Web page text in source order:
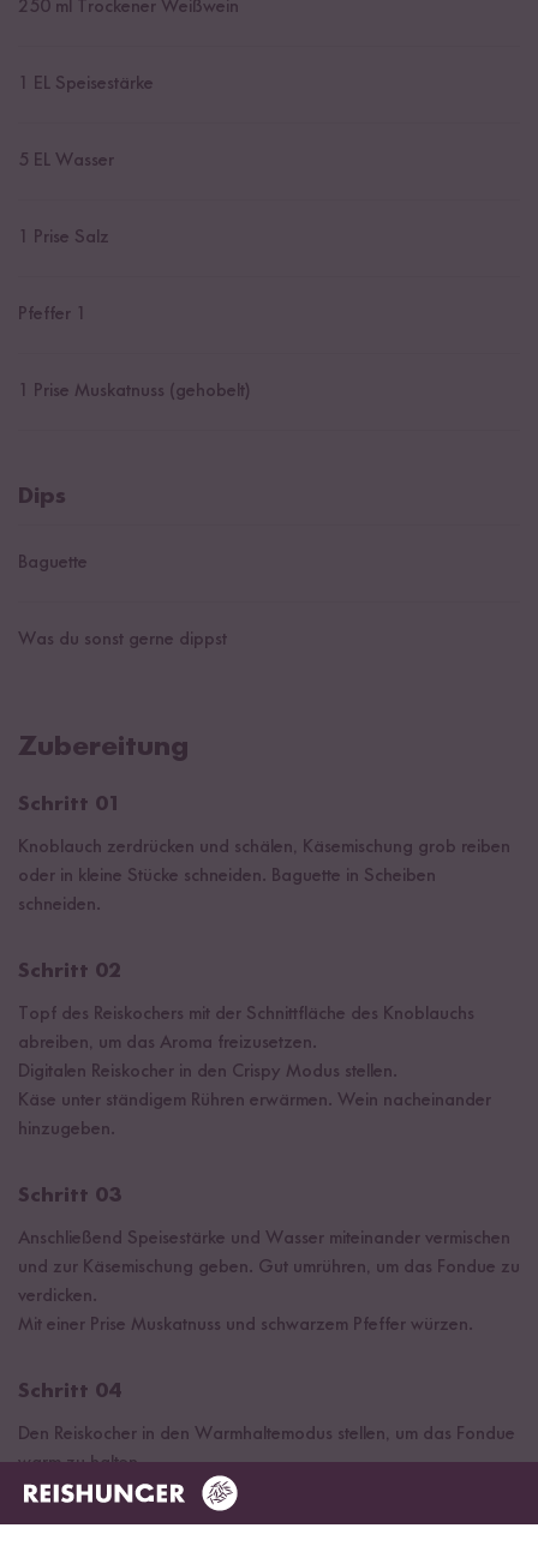
250 ml Trockener Weißwein
1 EL Speisestärke
5 EL Wasser
1 Prise Salz
Pfeffer 1
1 Prise Muskatnuss (gehobelt)
Dips
Baguette
Was du sonst gerne dippst
Zubereitung
Schritt 01
Knoblauch zerdrücken und schälen, Käsemischung grob reiben
oder in kleine Stücke schneiden. Baguette in Scheiben
schneiden.
Schritt 02
Topf des Reiskochers mit der Schnittfläche des Knoblauchs
abreiben, um das Aroma freizusetzen.
Digitalen Reiskocher in den Crispy Modus stellen.
Käse unter ständigem Rühren erwärmen. Wein nacheinander
hinzugeben.
Schritt 03
Anschließend Speisestärke und Wasser miteinander vermischen
und zur Käsemischung geben. Gut umrühren, um das Fondue zu
verdicken.
Mit einer Prise Muskatnuss und schwarzem Pfeffer würzen.
Schritt 04
Den Reiskocher in den Warmhaltemodus stellen, um das Fondue
warm zu halten.
Das Käsefondue in einem Fonduetopf oder direkt aus dem
Reiskocher servieren. Nun mit verschiedenen Dippers wie